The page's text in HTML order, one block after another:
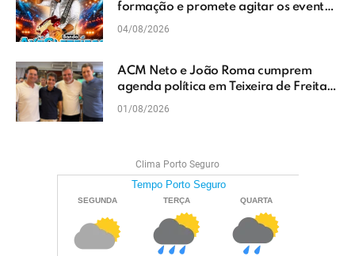
formação e promete agitar os eventos
do Extremo Sul da Bahia
04/08/2026
ACM Neto e João Roma cumprem
agenda política em Teixeira de Freitas
e reforçam projeto para o Extremo Sul
01/08/2026
Clima Porto Seguro